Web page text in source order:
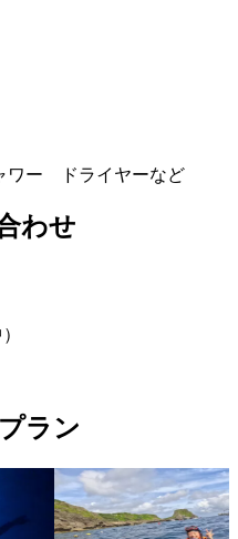
ー ドライヤーなど
わせ
ラン